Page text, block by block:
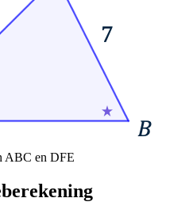
ABC en DFE